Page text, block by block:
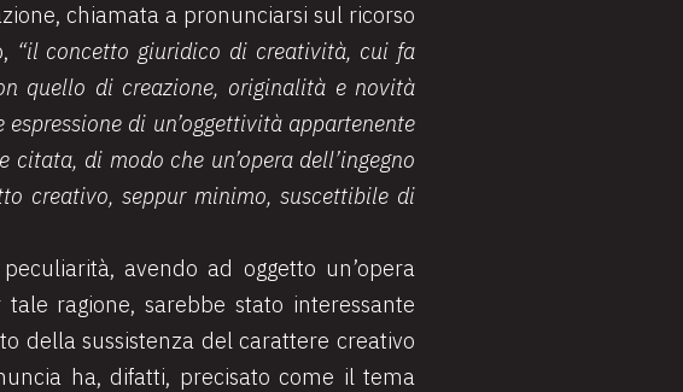
chiamata a pronunciarsi sul ricorso
“il concetto giuridico di creatività, cui fa
quello di creazione, originalità e novità
di un’oggettività appartenente
di modo che un’opera dell’ingegno
creativo, seppur minimo, suscettibile di
avendo ad oggetto un’opera
tale ragione, sarebbe stato interessante
della sussistenza del carattere creativo
ha, difatti, precisato come il tema